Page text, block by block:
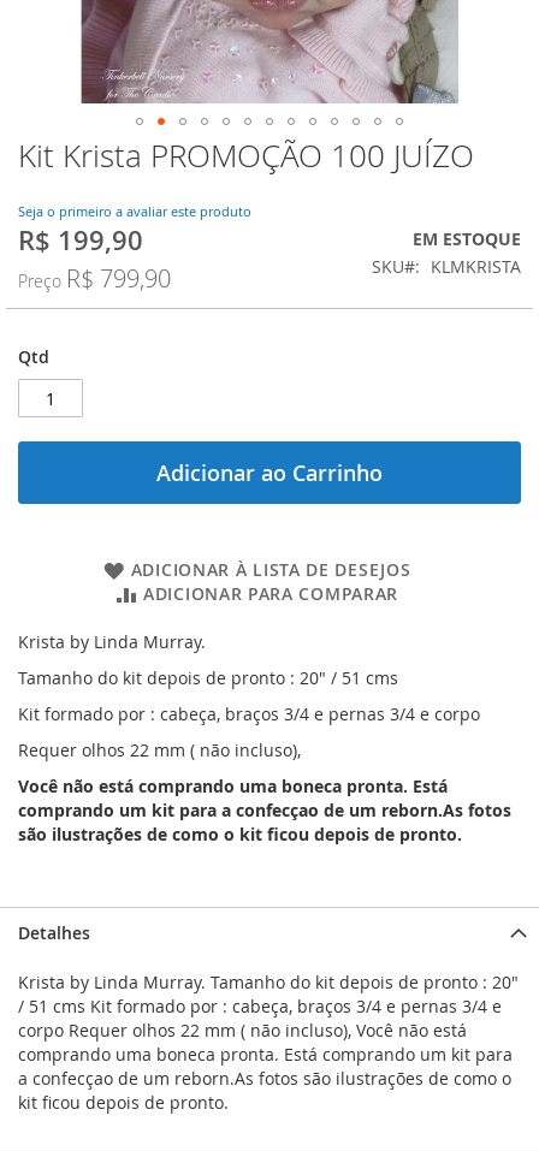
Kit Krista PROMOÇÃO 100 JUÍZO
Seja o primeiro a avaliar este produto
Preço
R$ 199,90
Preço R$ 799,90
EM ESTOQUE
SKU
KLMKRISTA
Qtd
Adicionar ao Carrinho
ADICIONAR À LISTA DE DESEJOS
ADICIONAR PARA COMPARAR
Krista by Linda Murray.
Tamanho do kit depois de pronto : 20" / 51 cms
Kit formado por : cabeça, braços 3/4 e pernas 3/4 e corpo
Requer olhos 22 mm ( não incluso),
Você não está comprando uma boneca pronta. Está
comprando um kit para a confecçao de um reborn.As fotos
são ilustrações de como o kit ficou depois de pronto.
Saltar
para
início
da
Galeria
de
Detalhes
Krista by Linda Murray. Tamanho do kit depois de pronto : 20"
/ 51 cms Kit formado por : cabeça, braços 3/4 e pernas 3/4 e
corpo Requer olhos 22 mm ( não incluso), Você não está
comprando uma boneca pronta. Está comprando um kit para
a confecçao de um reborn.As fotos são ilustrações de como o
kit ficou depois de pronto.